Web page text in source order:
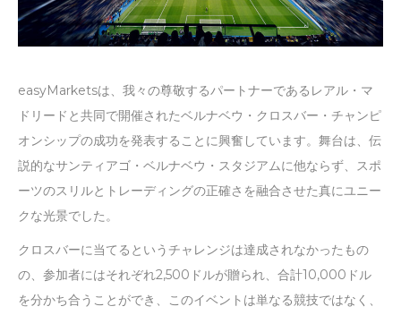
easyMarketsは、我々の尊敬するパートナーであるレアル・マ
ドリードと共同で開催されたベルナベウ・クロスバー・チャンピ
オンシップの成功を発表することに興奮しています。舞台は、伝
説的なサンティアゴ・ベルナベウ・スタジアムに他ならず、スポ
ーツのスリルとトレーディングの正確さを融合させた真にユニー
クな光景でした。
クロスバーに当てるというチャレンジは達成されなかったもの
の、参加者にはそれぞれ2,500ドルが贈られ、合計10,000ドル
を分かち合うことができ、このイベントは単なる競技ではなく、